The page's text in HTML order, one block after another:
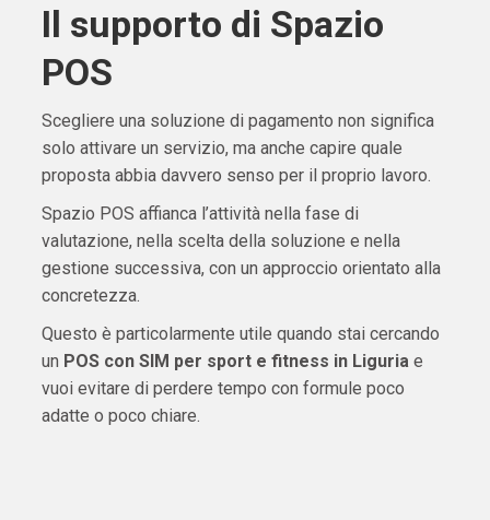
Il supporto di Spazio
POS
Scegliere una soluzione di pagamento non significa
solo attivare un servizio, ma anche capire quale
proposta abbia davvero senso per il proprio lavoro.
Spazio POS affianca l’attività nella fase di
valutazione, nella scelta della soluzione e nella
gestione successiva, con un approccio orientato alla
concretezza.
Questo è particolarmente utile quando stai cercando
un POS con SIM per sport e fitness in Liguriae
vuoi evitare di perdere tempo con formule poco
adatte o poco chiare.